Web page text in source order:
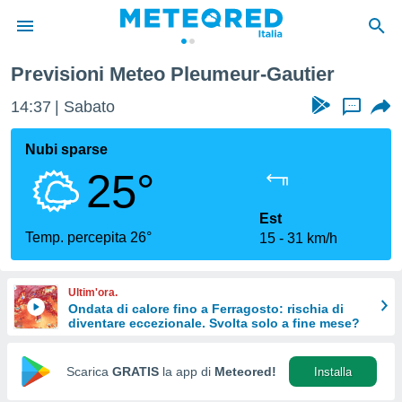
di
per
le
di
Web
Previsioni Meteo Pleumeur-Gautier
14:37 Sabato ...
Nubi sparse
25°
Temp. percepita 26°
Est
15
31 km/h
Ultim'ora.
Ondata di calore fino a Ferragosto: rischia di
diventare eccezionale. Svolta solo a fine mese?
Scarica GRATIS la app di Meteored! Installa